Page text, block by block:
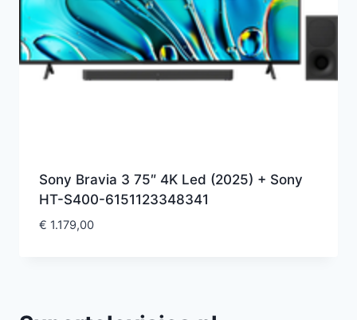
Sony Bravia 3 75″ 4K Led (2025) + Sony
HT-S400-6151123348341
€ 1.179,00